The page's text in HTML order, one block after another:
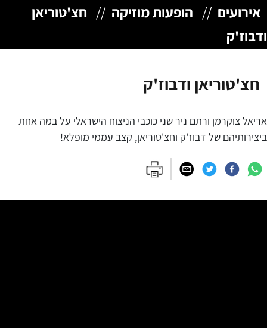
אירועים // הופעות מוזיקה // חצ'טוריאן
ודבוז'ק
חצ'טוריאן ודבוז'ק
אריאל צוקרמן ורתם ניר שני כוכבי הניצוח הישראלי על במה אחת
ביצירותיהם של דבוז'ק וחצ'טוריאן, קצב עממי מופלא!